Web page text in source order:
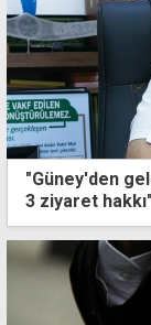
"Güney'den
3 ziyaret hakkı"